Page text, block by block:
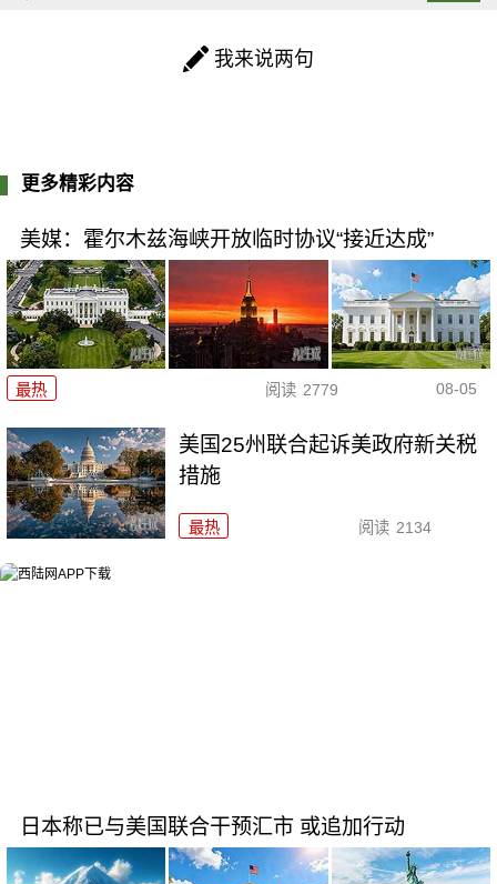
我来说两句
更多精彩内容
美媒：霍尔木兹海峡开放临时协议“接近达成”
最热 阅读 2779 08-05
美国25州联合起诉美政府新关税
措施
最热 阅读 2134
日本称已与美国联合干预汇市 或追加行动